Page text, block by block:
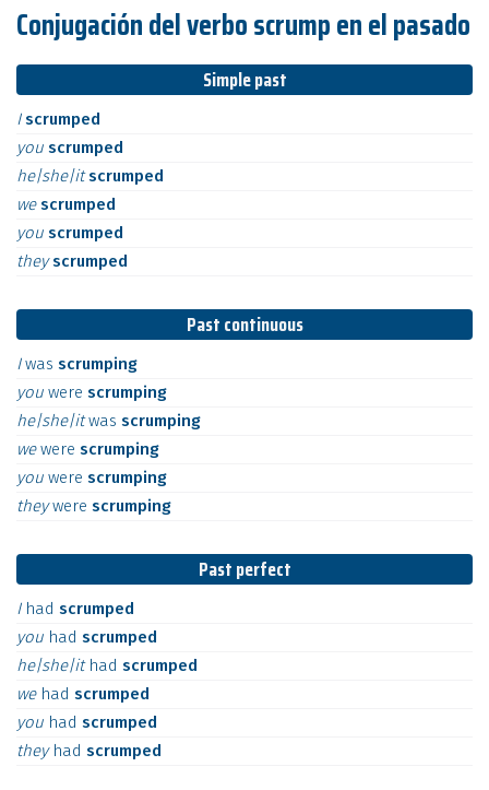
Conjugación del verbo scrump en el pasado
Simple past
Iscrumped
you scrumped
he|she|itscrumped
wescrumped
you scrumped
theyscrumped
Past continuous
Iwas scrumping
you were scrumping
he|she|itwas scrumping
wewere scrumping
you were scrumping
theywere scrumping
Past perfect
I had scrumped
you had scrumped
he|she|it had scrumped
we had scrumped
you had scrumped
they had scrumped